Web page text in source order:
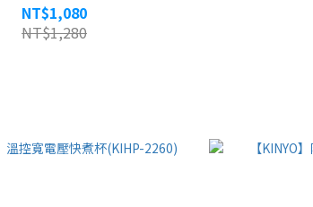
NT$1,080
NT$1,280